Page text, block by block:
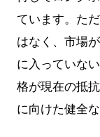
ています。た
はなく、市場
に入っていな
格が現在の抵
に向けた健全な